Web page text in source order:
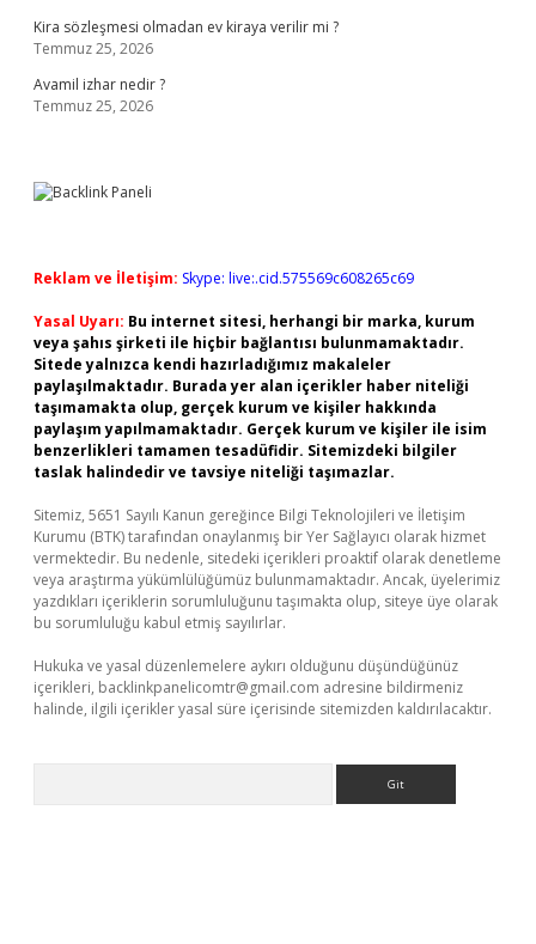
Kira sözleşmesi olmadan ev kiraya verilir mi ?
Temmuz 25, 2026
Avamil izhar nedir ?
Temmuz 25, 2026
Reklam ve İletişim: Skype: live:.cid.575569c608265c69
Yasal Uyarı: Bu internet sitesi, herhangi bir marka, kurum
veya şahıs şirketi ile hiçbir bağlantısı bulunmamaktadır.
Sitede yalnızca kendi hazırladığımız makaleler
paylaşılmaktadır. Burada yer alan içerikler haber niteliği
taşımamakta olup, gerçek kurum ve kişiler hakkında
paylaşım yapılmamaktadır. Gerçek kurum ve kişiler ile isim
benzerlikleri tamamen tesadüfidir. Sitemizdeki bilgiler
taslak halindedir ve tavsiye niteliği taşımazlar.
Sitemiz, 5651 Sayılı Kanun gereğince Bilgi Teknolojileri ve İletişim
Kurumu (BTK) tarafından onaylanmış bir Yer Sağlayıcı olarak hizmet
vermektedir. Bu nedenle, sitedeki içerikleri proaktif olarak denetleme
veya araştırma yükümlülüğümüz bulunmamaktadır. Ancak, üyelerimiz
yazdıkları içeriklerin sorumluluğunu taşımakta olup, siteye üye olarak
bu sorumluluğu kabul etmiş sayılırlar.
Hukuka ve yasal düzenlemelere aykırı olduğunu düşündüğünüz
içerikleri, backlinkpanelicomtr@gmail.com adresine bildirmeniz
halinde, ilgili içerikler yasal süre içerisinde sitemizden kaldırılacaktır.